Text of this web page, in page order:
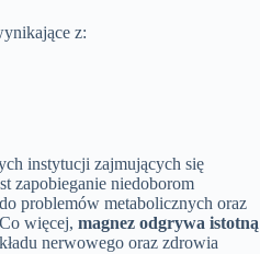
z:
instytucji zajmujących się
zapobieganie niedoborom
problemów metabolicznych oraz
więcej, magnez odgrywa istotną
nerwowego oraz zdrowia